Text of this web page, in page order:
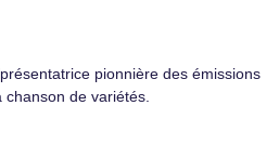
pionnière des émissions
de variétés.